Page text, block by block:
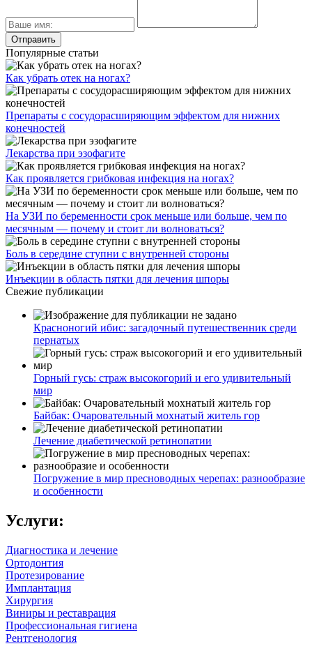
Популярные статьи
Как убрать отек на ногах?
Препараты с сосудорасширяющим эффектом для нижних
конечностей
Лекарства при эзофагите
Как проявляется грибковая инфекция на ногах?
На УЗИ по беременности срок меньше или больше, чем по
месячным — почему и стоит ли волноваться?
Боль в середине ступни с внутренней стороны
Инъекции в область пятки для лечения шпоры
Свежие публикации
Красноногий ибис: загадочный путешественник среди
пернатых
Горный гусь: страж высокогорий и его удивительный
мир
Байбак: Очаровательный мохнатый житель гор
Лечение диабетической ретинопатии
Погружение в мир пресноводных черепах: разнообразие
и особенности
Услуги:
Диагностика и лечение
Ортодонтия
Протезирование
Имплантация
Хирургия
Виниры и реставрация
Профессиональная гигиена
Рентгенология